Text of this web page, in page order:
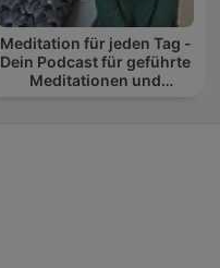
Meditation für jeden Tag -
Dein Podcast für geführte
Meditationen und